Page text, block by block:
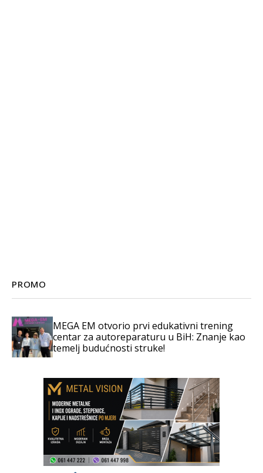
PROMO
MEGA EM otvorio prvi edukativni trening
centar za autoreparaturu u BiH: Znanje kao
temelj budućnosti struke!